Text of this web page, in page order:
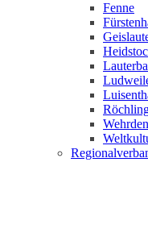
Fenne
Wehrden